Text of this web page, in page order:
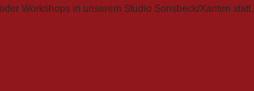
Workshops in unserem Studio Sonsbeck/Xanten statt.